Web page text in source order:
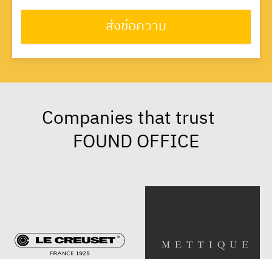
ส่งข้อความ
Companies that trust
FOUND OFFICE